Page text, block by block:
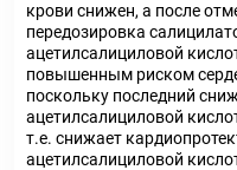
крови снижен, а после
передозировка
ацетилсалициловой
повышенным риском
поскольку последний
ацетилсалициловой
т.е. снижает
ацетилсалициловой